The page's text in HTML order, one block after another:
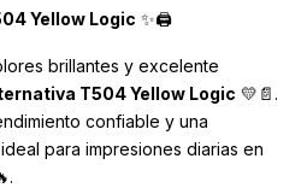
Yellow Logic ✨🖨️
brillantes y excelente
T504 Yellow Logic 💛📄.
confiable y una
para impresiones diarias en